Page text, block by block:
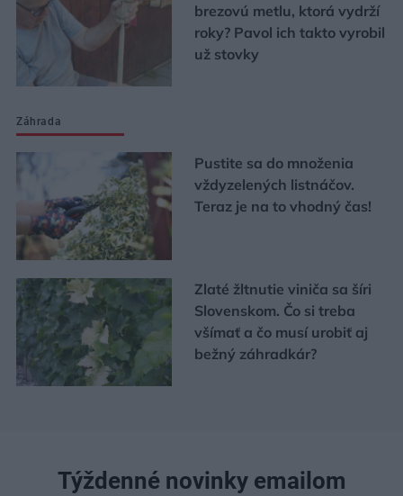
brezovú metlu, ktorá vydrží
roky? Pavol ich takto vyrobil
už stovky
Záhrada
Pustite sa do množenia
vždyzelených listnáčov.
Teraz je na to vhodný čas!
Zlaté žltnutie viniča sa šíri
Slovenskom. Čo si treba
všímať a čo musí urobiť aj
bežný záhradkár?
Týždenné novinky emailom